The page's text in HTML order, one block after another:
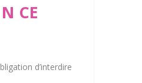
CE
d’interdire